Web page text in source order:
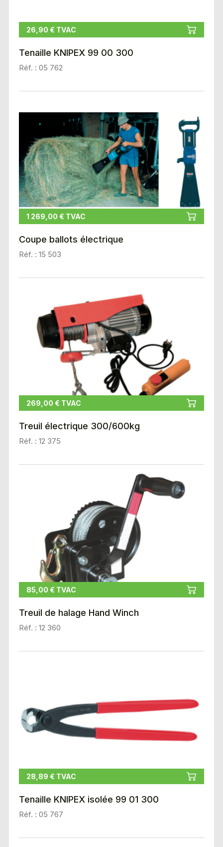
26,90 € TVAC
Tenaille KNIPEX 99 00 300
Réf. : 05 762
1 269,00 € TVAC
Coupe ballots électrique
Réf. : 15 503
269,00 € TVAC
Treuil électrique 300/600kg
Réf. : 12 375
85,00 € TVAC
Treuil de halage Hand Winch
Réf. : 12 360
28,89 € TVAC
Tenaille KNIPEX isolée 99 01 300
Réf. : 05 767